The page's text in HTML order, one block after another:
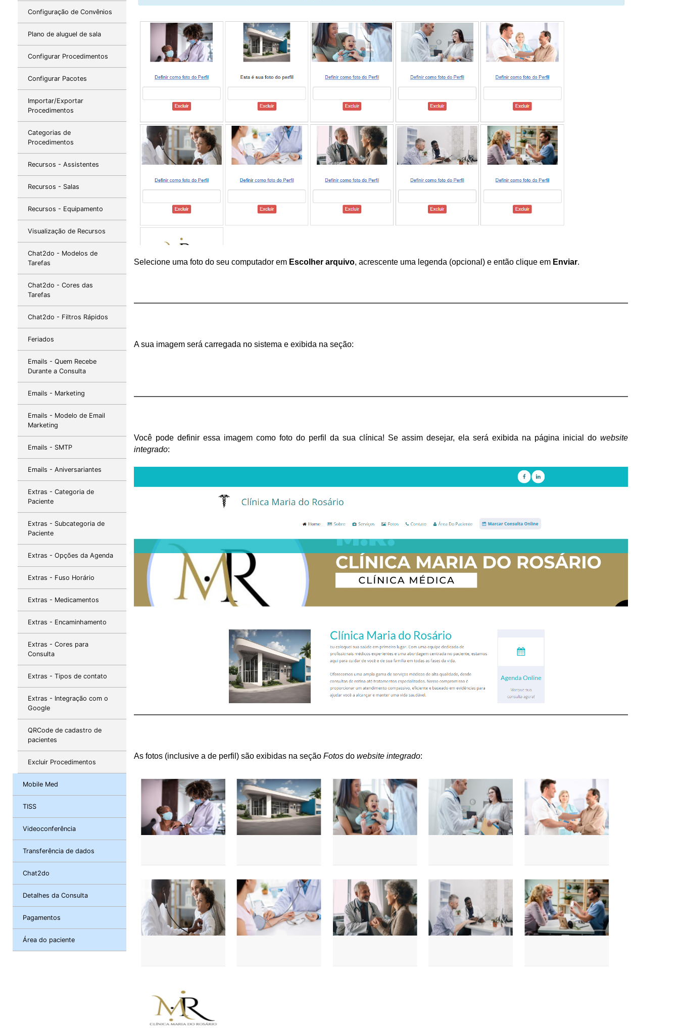
Configuração de Convênios
Plano de aluguel de sala
Configurar Procedimentos
Configurar Pacotes
Importar/Exportar
Procedimentos
Categorias de
Procedimentos
Recursos - Assistentes
Recursos - Salas
Recursos - Equipamento
Visualização de Recursos
Chat2do - Modelos de
Tarefas
Chat2do - Cores das
Tarefas
Chat2do - Filtros Rápidos
Feriados
Emails - Quem Recebe
Durante a Consulta
Emails - Marketing
Emails - Modelo de Email
Marketing
Emails - SMTP
Emails - Aniversariantes
Extras - Categoria de
Paciente
Extras - Subcategoria de
Paciente
Extras - Opções da Agenda
Extras - Fuso Horário
Extras - Medicamentos
Extras - Encaminhamento
Extras - Cores para
Consulta
Extras - Tipos de contato
Extras - Integração com o
Google
QRCode de cadastro de
pacientes
Excluir Procedimentos
Mobile Med
TISS
Videoconferência
Transferência de dados
Chat2do
Detalhes da Consulta
Pagamentos
Área do paciente
Selecione uma foto do seu computador em Escolher arquivo, acrescente uma legenda (opcional) e então clique em Enviar.
A sua imagem será carregada no sistema e exibida na seção:
Você pode definir essa imagem como foto do perfil da sua clínica! Se assim desejar, ela será exibida na página inicial do website
integrado:
As fotos (inclusive a de perfil) são exibidas na seção Fotos do website integrado: